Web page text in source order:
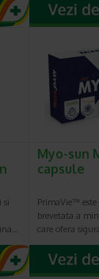
si
Myo-sun
capsule
PrimaVie™
brevetata a
care ofera